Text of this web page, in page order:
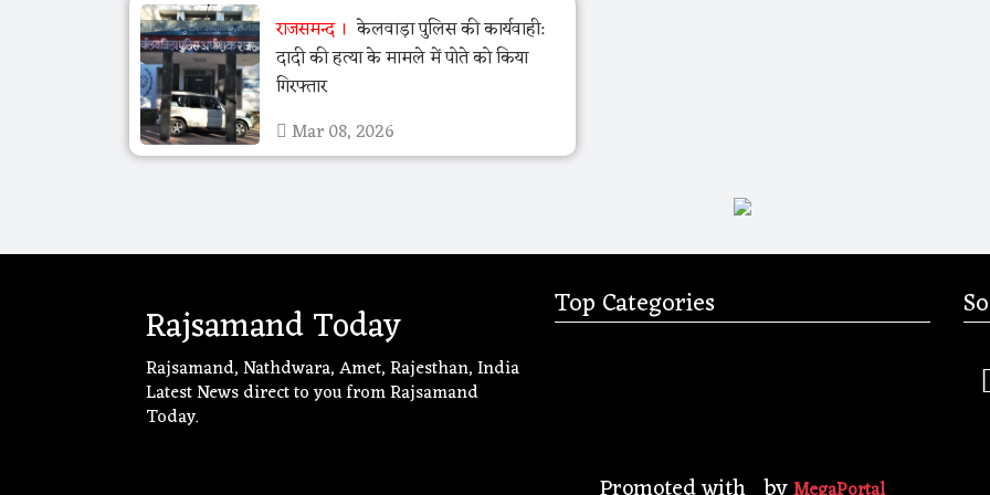
राजसमन्द
केलवाड़ा पुलिस की कार्यवाही:
दादी की हत्या के मामले में पोते को किया
गिरफ्तार
Mar 08, 2026
Rajsamand Today
Rajsamand, Nathdwara, Amet, Rajesthan, India
Latest News direct to you from Rajsamand
Today.
Top Categories